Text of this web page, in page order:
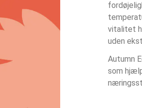
vitalitet
uden
Autumn
som